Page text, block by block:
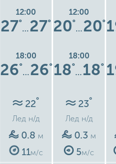
12:00
27°
…27°
18:00
26°
…26°
22°
Лед н/д
0.8 м
11м/с
12:00
20°
…20°
18:00
18°
…18°
23°
Лед н/д
0.3 м
5м/с